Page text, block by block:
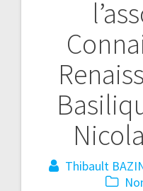
Thibault